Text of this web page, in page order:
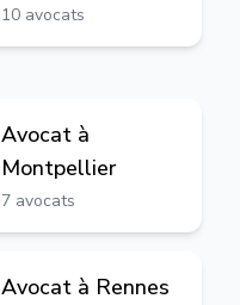
10 avocats
Avocat à
Montpellier
7 avocats
Avocat à Rennes